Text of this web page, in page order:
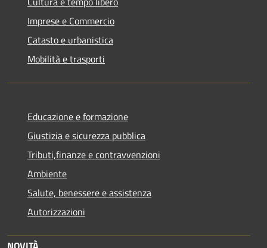
Imprese e Commercio
Catasto e urbanistica
Mobilità e trasporti
Educazione e formazione
Giustizia e sicurezza pubblica
Tributi,finanze e contravvenzioni
Ambiente
Salute, benessere e assistenza
Autorizzazioni